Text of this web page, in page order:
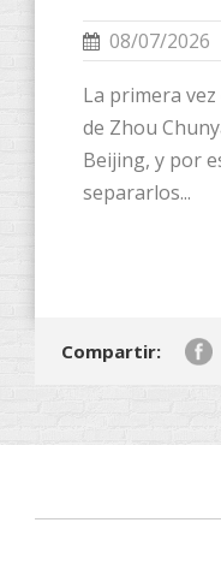
08/07/2026
La primera
de Zhou
Beijing, y por
separarlos...
Compartir: